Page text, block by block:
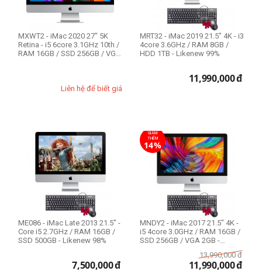
MXWT2 - iMac 2020 27" 5K
Retina - i5 6core 3.1GHz 10th /
RAM 16GB / SSD 256GB / VGA
Liên hệ để biết giá
MRT32 - iMac 2019 21.5" 4K - i3
4core 3.6GHz / RAM 8GB /
HDD 1TB - Likenew 99%
11,990,000đ
ME086 - iMac Late 2013 21.5" -
Core i5 2.7GHz / RAM 16GB /
SSD 500GB - Likenew 98%
7,500,000đ
GIẢM
THÊM
14%
MNDY2 - iMac 2017 21.5" 4K -
i5 4core 3.0GHz / RAM 16GB /
SSD 256GB / VGA 2GB -
13,990,000 đ
11,990,000đ